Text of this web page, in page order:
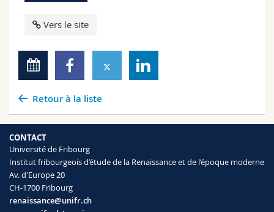
Vers le site
Retour à la liste
CONTACT
Université de Fribourg
Institut fribourgeois d’étude de la Renaissance et de l’époque moderne
Av. d'Europe 20
CH-1700 Fribourg
renaissance@unifr.ch